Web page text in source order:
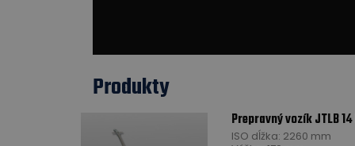
Produkty
Prepravný vozík JTLB
ISO dĺžka: 2260 mm